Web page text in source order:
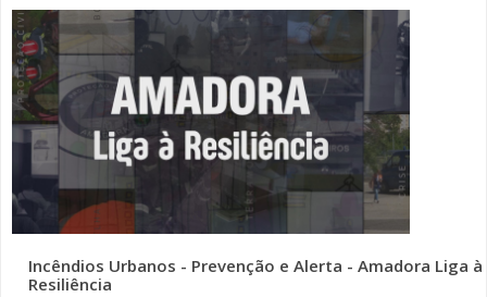
Incêndios Urbanos - Prevenção e Alerta - Amadora Liga à
Resiliência